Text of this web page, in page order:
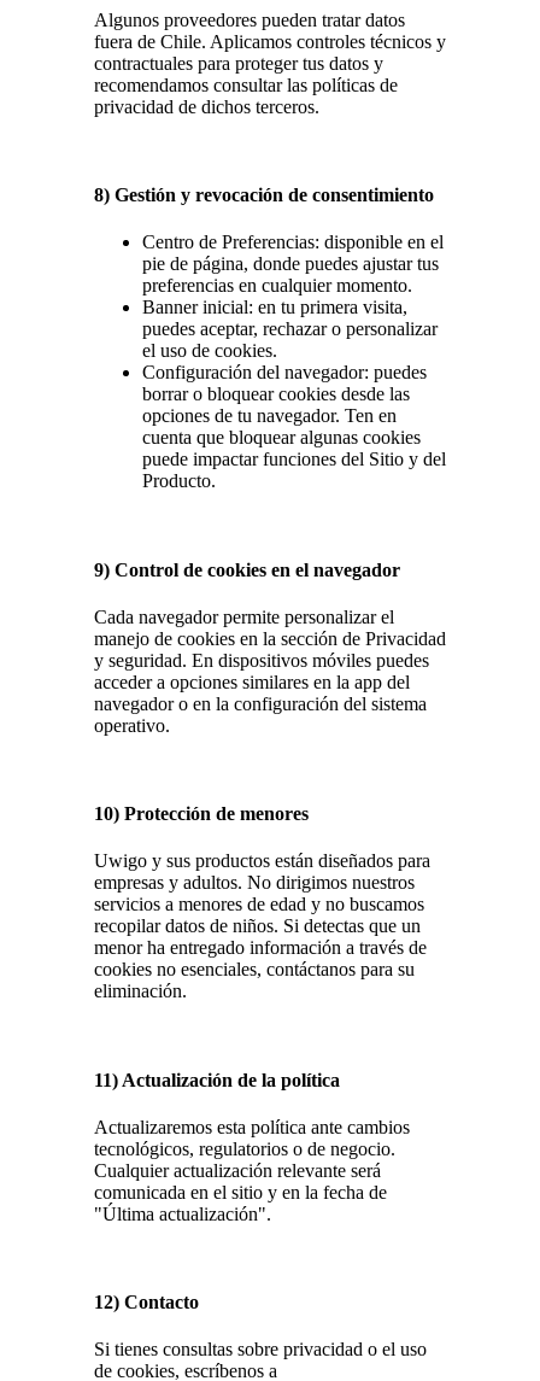
Algunos proveedores pueden tratar datos
fuera de Chile. Aplicamos controles técnicos y
contractuales para proteger tus datos y
recomendamos consultar las políticas de
privacidad de dichos terceros.
8) Gestión y revocación de consentimiento
Centro de Preferencias: disponible en el
pie de página, donde puedes ajustar tus
preferencias en cualquier momento.
Banner inicial: en tu primera visita,
puedes aceptar, rechazar o personalizar
el uso de cookies.
Configuración del navegador: puedes
borrar o bloquear cookies desde las
opciones de tu navegador. Ten en
cuenta que bloquear algunas cookies
puede impactar funciones del Sitio y del
Producto.
9) Control de cookies en el navegador
Cada navegador permite personalizar el
manejo de cookies en la sección de Privacidad
y seguridad. En dispositivos móviles puedes
acceder a opciones similares en la app del
navegador o en la configuración del sistema
operativo.
10) Protección de menores
Uwigo y sus productos están diseñados para
empresas y adultos. No dirigimos nuestros
servicios a menores de edad y no buscamos
recopilar datos de niños. Si detectas que un
menor ha entregado información a través de
cookies no esenciales, contáctanos para su
eliminación.
11) Actualización de la política
Actualizaremos esta política ante cambios
tecnológicos, regulatorios o de negocio.
Cualquier actualización relevante será
comunicada en el sitio y en la fecha de
"Última actualización".
12) Contacto
Si tienes consultas sobre privacidad o el uso
de cookies, escríbenos a